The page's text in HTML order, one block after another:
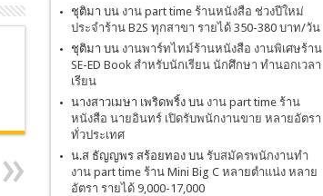
ชุติมา บน งาน part time ร้านหนังสือ ช่วงปีใหม่
ประจำร้าน B2S ทุกสาขา รายได้ 350-380 บาท/วัน
ชุติมา บน งานพาร์ทไทม์ร้านหนังสือ งานพิเศษร้าน
SE-ED Book สำหรับนักเรียน นักศึกษา ทำนอกเวลา
เรียน
นางสาวเมษา เพริดพริ้งบน งาน part time ร้าน
หนังสือ นายอินทร์ เปิดรับพนักงานขาย หลายอัตรา
ทั่วประเทศ
น.ส ธัญญพร สร้อยทองบน รับสมัครพนักงานทำ
งาน part time ร้าน Mini Big C หลายตำแน่ง หลาย
อัตรา รายได้ 9,000-17,000